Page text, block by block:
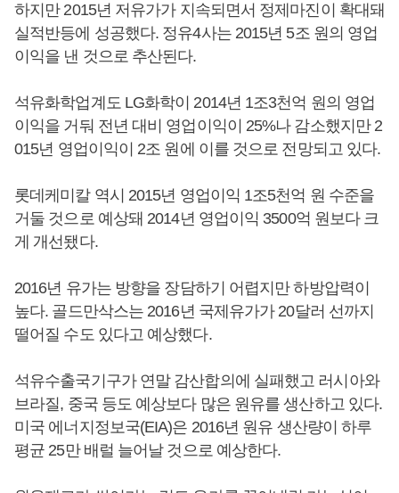
하지만 2015년 저유가가 지속되면서 정제마진이 확대돼
실적반등에 성공했다. 정유4사는 2015년 5조 원의 영업
이익을 낸 것으로 추산된다.
석유화학업계도 LG화학이 2014년 1조3천억 원의 영업
이익을 거둬 전년 대비 영업이익이 25%나 감소했지만 2
015년 영업이익이 2조 원에 이를 것으로 전망되고 있다.
롯데케미칼 역시 2015년 영업이익 1조5천억 원 수준을
거둘 것으로 예상돼 2014년 영업이익 3500억 원보다 크
게 개선됐다.
2016년 유가는 방향을 장담하기 어렵지만 하방압력이
높다. 골드만삭스는 2016년 국제유가가 20달러 선까지
떨어질 수도 있다고 예상했다.
석유수출국기구가 연말 감산합의에 실패했고 러시아와
브라질, 중국 등도 예상보다 많은 원유를 생산하고 있다.
미국 에너지정보국(EIA)은 2016년 원유 생산량이 하루
평균 25만 배럴 늘어날 것으로 예상한다.